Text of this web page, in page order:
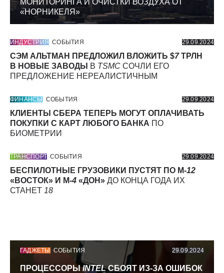
«НОРНИКЕЛЯ»
ИНДУСТРИЯ СОБЫТИЯ 29.09.2024
СЭМ АЛЬТМАН ПРЕДЛОЖИЛ ВЛОЖИТЬ $7ТРЛН
В НОВЫЕ ЗАВОДЫ
В TSMC СОЧЛИ ЕГО
ПРЕДЛОЖЕНИЕ НЕРЕАЛИСТИЧНЫМ
ФИНАНСЫ СОБЫТИЯ 29.09.2024
КЛИЕНТЫ СБЕРА ТЕПЕРЬ МОГУТ ОПЛАЧИВАТЬ
ПОКУПКИ С КАРТ ЛЮБОГО БАНКА ПО
БИОМЕТРИИ
ТРАНСПОРТ СОБЫТИЯ 29.09.2024
БЕСПИЛОТНЫЕ ГРУЗОВИКИ ПУСТЯТ ПО М-12
«ВОСТОК» И М-4 «ДОН» ДО КОНЦА ГОДА ИХ
СТАНЕТ 18
ГАДЖЕТЫ СОБЫТИЯ 29.09.2024
ПРОЦЕССОРЫINTELСБОЯТ ИЗ-ЗА ОШИБОК